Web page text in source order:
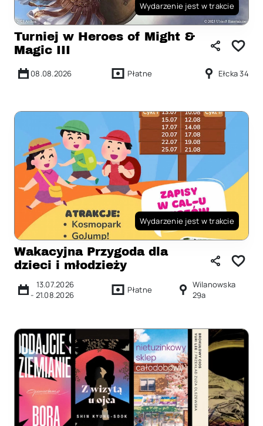
Wydarzenie jest w trakcie
Turniej w Heroes of Might &
Magic III
08.08.2026 Płatne Ełcka 34
Wydarzenie jest w trakcie
Wakacyjna Przygoda dla
dzieci i młodzieży
13.07.2026
- 21.08.2026 Płatne
Wilanowska
29a